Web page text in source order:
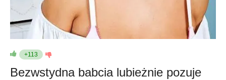
+113
Bezwstydna babcia lubieżnie pozuje